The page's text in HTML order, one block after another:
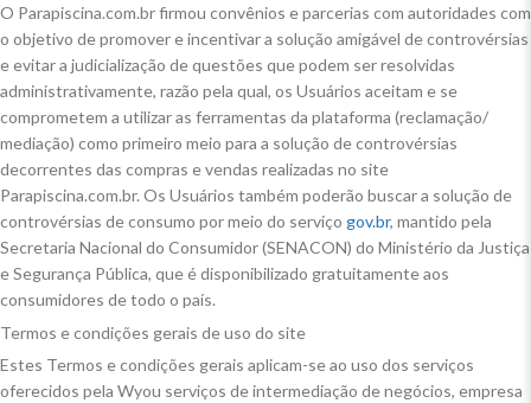
O Parapiscina.com.br firmou convênios e parcerias com autoridades com
o objetivo de promover e incentivar a solução amigável de controvérsias
e evitar a judicialização de questões que podem ser resolvidas
administrativamente, razão pela qual, os Usuários aceitam e se
comprometem a utilizar as ferramentas da plataforma (reclamação/
mediação) como primeiro meio para a solução de controvérsias
decorrentes das compras e vendas realizadas no site
Parapiscina.com.br. Os Usuários também poderão buscar a solução de
controvérsias de consumo por meio do serviço gov.br, mantido pela
Secretaria Nacional do Consumidor (SENACON) do Ministério da Justiça
e Segurança Pública, que é disponibilizado gratuitamente aos
consumidores de todo o país.
Termos e condições gerais de uso do site
Estes Termos e condições gerais aplicam-se ao uso dos serviços
oferecidos pela Wyou serviços de intermediação de negócios, empresa